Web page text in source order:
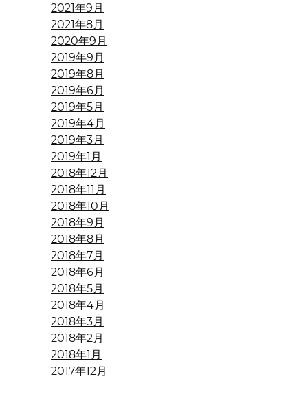
2021年9月
2021年8月
2020年9月
2019年9月
2019年8月
2019年6月
2019年5月
2019年4月
2019年3月
2019年1月
2018年12月
2018年11月
2018年10月
2018年9月
2018年8月
2018年7月
2018年6月
2018年5月
2018年4月
2018年3月
2018年2月
2018年1月
2017年12月